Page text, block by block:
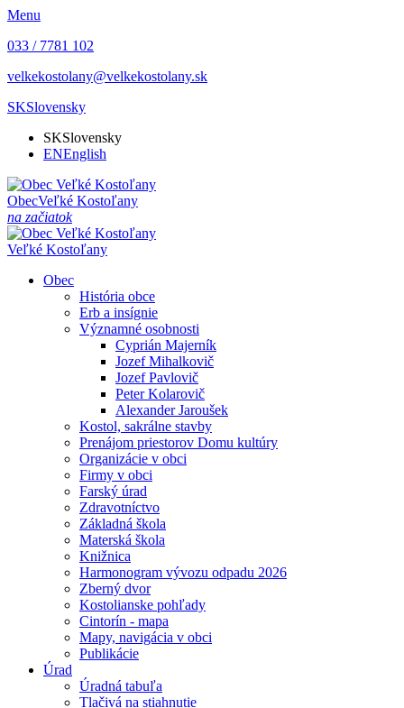
Menu
033 / 7781 102
velkekostolany@velkekostolany.sk
SKSlovensky
SKSlovensky
ENEnglish
ObecVeľké Kostoľany
na začiatok
Veľké Kostoľany
Obec
História obce
Erb a insígnie
Významné osobnosti
Cyprián Majerník
Jozef Mihalkovič
Jozef Pavlovič
Peter Kolarovič
Alexander Jaroušek
Kostol, sakrálne stavby
Prenájom priestorov Domu kultúry
Organizácie v obci
Firmy v obci
Farský úrad
Zdravotníctvo
Základná škola
Materská škola
Knižnica
Harmonogram vývozu odpadu 2026
Zberný dvor
Kostolianske pohľady
Cintorín - mapa
Mapy, navigácia v obci
Publikácie
Úrad
Úradná tabuľa
Tlačivá na stiahnutie